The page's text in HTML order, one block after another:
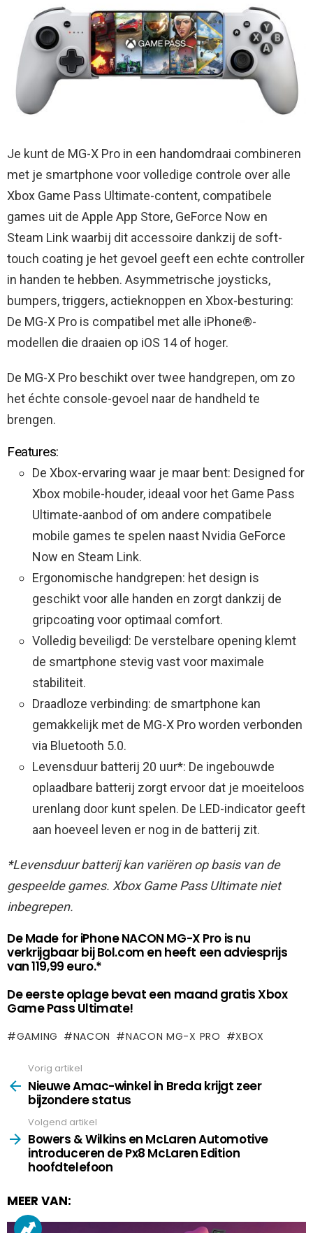
Je kunt de MG-X Pro in een handomdraai combineren
met je smartphone voor volledige controle over alle
Xbox Game Pass Ultimate-content, compatibele
games uit de Apple App Store, GeForce Now en
Steam Link waarbij dit accessoire dankzij de soft-
touch coating je het gevoel geeft een echte controller
in handen te hebben. Asymmetrische joysticks,
bumpers, triggers, actieknoppen en Xbox-besturing:
De MG-X Pro is compatibel met alle iPhone®-
modellen die draaien op iOS 14 of hoger.
De MG-X Pro beschikt over twee handgrepen, om zo
het échte console-gevoel naar de handheld te
brengen.
Features:
De Xbox-ervaring waar je maar bent: Designed for
Xbox mobile-houder, ideaal voor het Game Pass
Ultimate-aanbod of om andere compatibele
mobile games te spelen naast Nvidia GeForce
Now en Steam Link.
Ergonomische handgrepen: het design is
geschikt voor alle handen en zorgt dankzij de
gripcoating voor optimaal comfort.
Volledig beveiligd: De verstelbare opening klemt
de smartphone stevig vast voor maximale
stabiliteit.
Draadloze verbinding: de smartphone kan
gemakkelijk met de MG-X Pro worden verbonden
via Bluetooth 5.0.
Levensduur batterij 20 uur*: De ingebouwde
oplaadbare batterij zorgt ervoor dat je moeiteloos
urenlang door kunt spelen. De LED-indicator geeft
aan hoeveel leven er nog in de batterij zit.
*Levensduur batterij kan variëren op basis van de
gespeelde games. Xbox Game Pass Ultimate niet
inbegrepen.
De Made for iPhone NACON MG-X Pro is nu
verkrijgbaar bij Bol.com en heeft een adviesprijs
van 119,99 euro.*
De eerste oplage bevat een maand gratis Xbox
Game Pass Ultimate!
GAMING NACON NACON MG-X PRO XBOX
more
Vorig artikel
Nieuwe Amac-winkel in Breda krijgt zeer
bijzondere status
Volgend artikel
Bowers & Wilkins en McLaren Automotive
introduceren de Px8 McLaren Edition
hoofdtelefoon
MEER VAN: